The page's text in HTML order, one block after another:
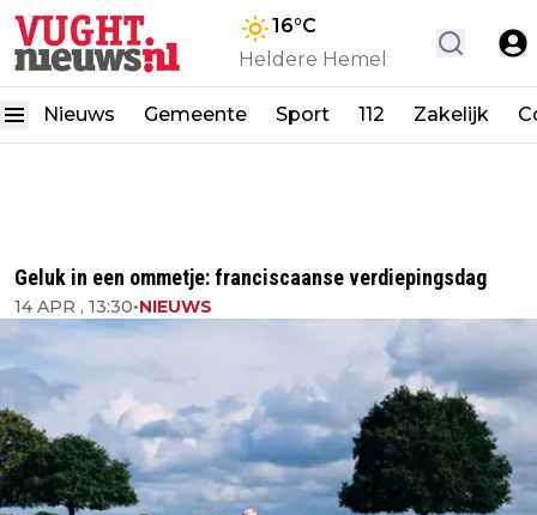
16°C
Heldere Hemel
Nieuws Gemeente Sport 112 Zakelijk
Geluk in een ommetje: franciscaanse verdiepingsdag
14 APR , 13:30•NIEUWS